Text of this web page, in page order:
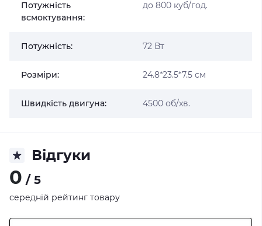
Потужність
всмоктування:
до 800 куб/год.
Потужність: 72 Вт
Розміри: 24.8*23.5*7.5 см
Швидкість двигуна: 4500 об/хв.
Відгуки
0 / 5
середній рейтинг товару